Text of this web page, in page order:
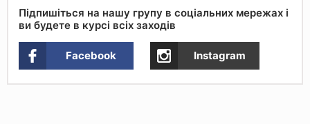
Підпишіться на нашу групу в соціальних мережах і
ви будете в курсі всіх заходів
Facebook Instagram